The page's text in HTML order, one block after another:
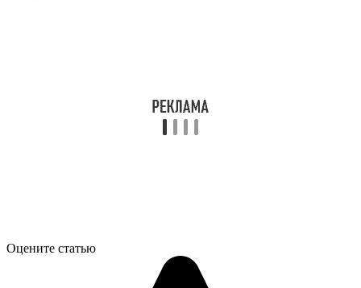
Оцените статью